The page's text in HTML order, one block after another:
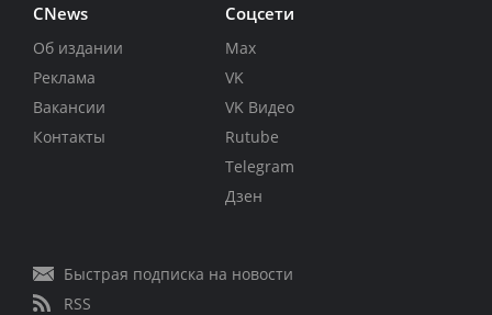
CNews
Об издании
Реклама
Вакансии
Контакты
Соцсети
Max
VK
VK Видео
Rutube
Telegram
Дзен
Быстрая подписка на новости
RSS